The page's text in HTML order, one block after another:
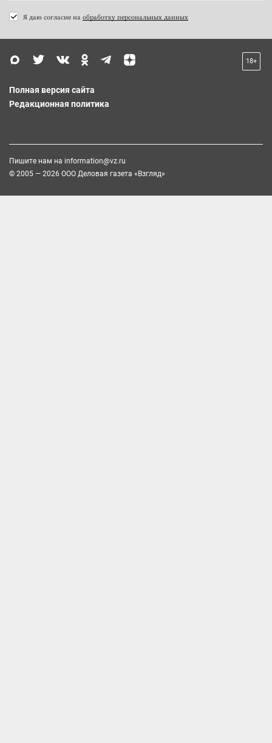
Я даю согласие на обработку персональных данных
18+
Полная версия сайта
Редакционная политика
Пишите нам на information@vz.ru
© 2005 — 2026 ООО Деловая газета «Взгляд»